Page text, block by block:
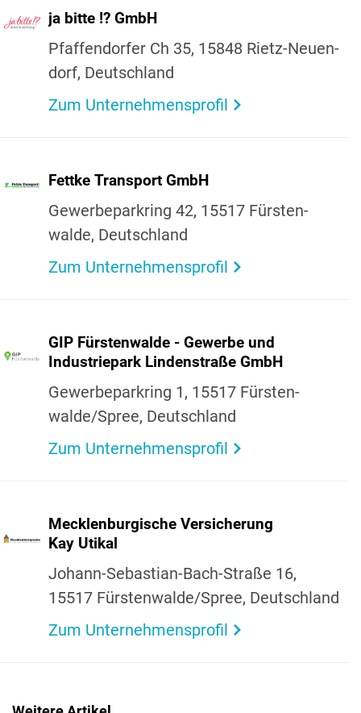
ja bitte !? GmbH
Pfaf­fen­dorfer Ch 35, 15848 Rietz-Neuen­
dorf, Deutsch­land
Zum Unternehmensprofil
Fettke Trans­port GmbH
Gewer­be­park­ring 42, 15517 Fürs­ten­
walde, Deutsch­land
Zum Unternehmensprofil
GIP Fürs­ten­walde - Gewerbe und
Indus­trie­park Linden­straße GmbH
Gewer­be­park­ring 1, 15517 Fürs­ten­
walde/Spree, Deutsch­land
Zum Unternehmensprofil
Meck­len­bur­gi­sche Versi­che­rung
Kay Utikal
Johann-Sebas­tian-Bach-Straße 16,
15517 Fürs­ten­walde/Spree, Deutsch­land
Zum Unternehmensprofil